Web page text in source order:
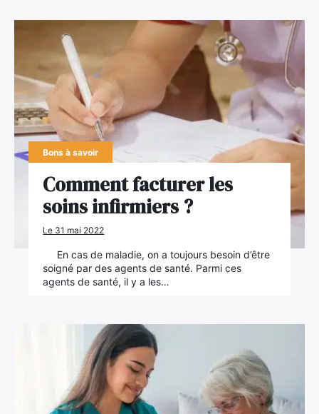
Bons à savoir
Comment facturer les
soins infirmiers ?
Le 31 mai 2022
En cas de maladie, on a toujours besoin d’être
soigné par des agents de santé. Parmi ces
agents de santé, il y a les…